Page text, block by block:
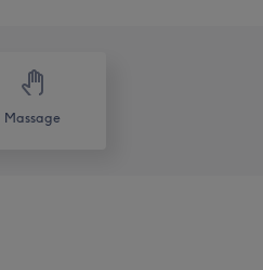
Massage